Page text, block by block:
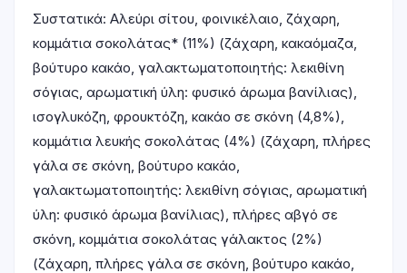
Συστατικά: Αλεύρι σίτου, φοινικέλαιο, ζάχαρη,
κομμάτια σοκολάτας* (11%) (ζάχαρη, κακαόμαζα,
βούτυρο κακάο, γαλακτωματοποιητής: λεκιθίνη
σόγιας, αρωματική ύλη: φυσικό άρωμα βανίλιας),
ισογλυκόζη, φρουκτόζη, κακάο σε σκόνη (4,8%),
κομμάτια λευκής σοκολάτας (4%) (ζάχαρη, πλήρες
γάλα σε σκόνη, βούτυρο κακάο,
γαλακτωματοποιητής: λεκιθίνη σόγιας, αρωματική
ύλη: φυσικό άρωμα βανίλιας), πλήρες αβγό σε
σκόνη, κομμάτια σοκολάτας γάλακτος (2%)
(ζάχαρη, πλήρες γάλα σε σκόνη, βούτυρο κακάο,